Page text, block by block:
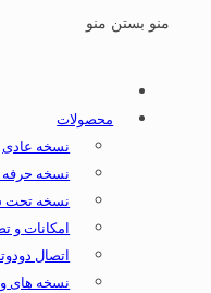
منو بستن منو
محصولات
نسخه عادی
نسخه
نسخه تحت
امکانات و
اتصال
نسخه های